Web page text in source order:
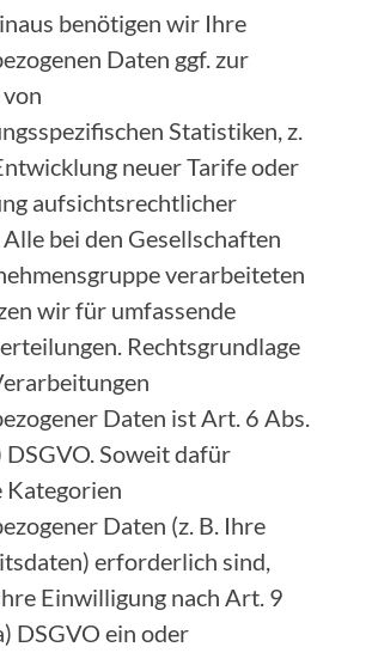
benötigen wir Ihre
Daten ggf. zur
Statistiken, z.
neuer Tarife oder
aufsichtsrechtlicher
bei den Gesellschaften
verarbeiteten
wir für umfassende
Rechtsgrundlage
Daten ist Art. 6 Abs.
DSGVO. Soweit dafür
Kategorien
Daten (z. B. Ihre
erforderlich sind,
Einwilligung nach Art. 9
DSGVO ein oder